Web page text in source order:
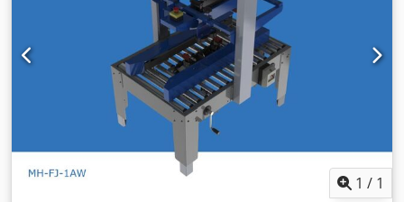
1 / 1